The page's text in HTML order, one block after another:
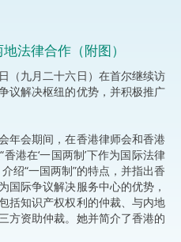
法律合作（附图）
（九月二十六日）在首尔继续访
议解决枢纽的优势，并积极推广
会期间，在香港律师会和香港
港在‘一国两制’下作为国际法律
绍“一国两制”的特点，并指出香
国际争议解决服务中心的优势，
括知识产权权利的仲裁、与内地
方资助仲裁。她并简介了香港的